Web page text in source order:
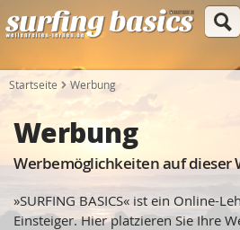
Startseite Werbung
Werbung
Werbemöglichkeiten auf dieser
»SURFING BASICS« ist ein Online-
Einsteiger. Hier platzieren Sie Ihre